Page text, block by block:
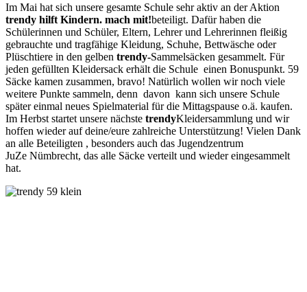
Im Mai hat sich unsere gesamte Schule sehr aktiv an der Aktion
trendy hilft Kindern. mach mit!beteiligt. Dafür haben die
Schülerinnen und Schüler, Eltern, Lehrer und Lehrerinnen fleißig
gebrauchte und tragfähige Kleidung, Schuhe, Bettwäsche oder
Plüschtiere in den gelben trendy-Sammelsäcken gesammelt. Für
jeden gefüllten Kleidersack erhält die Schule einen Bonuspunkt. 59
Säcke kamen zusammen, bravo! Natürlich wollen wir noch viele
weitere Punkte sammeln, denn davon kann sich unsere Schule
später einmal neues Spielmaterial für die Mittagspause o.ä. kaufen.
Im Herbst startet unsere nächste trendyKleidersammlung und wir
hoffen wieder auf deine/eure zahlreiche Unterstützung! Vielen Dank
an alle Beteiligten , besonders auch das Jugendzentrum
JuZe Nümbrecht, das alle Säcke verteilt und wieder eingesammelt
hat.